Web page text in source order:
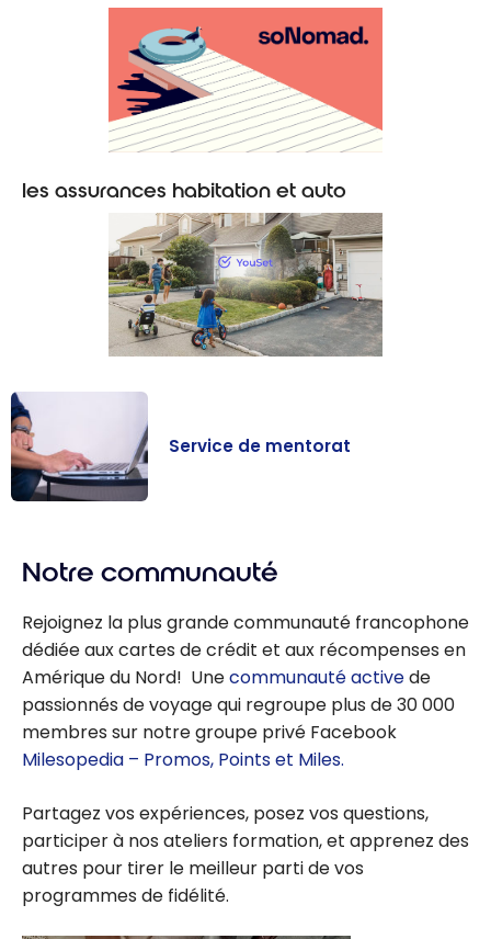
les assurances habitation et auto
Service de mentorat
Notre communauté
Rejoignez la plus grande communauté francophone
dédiée aux cartes de crédit et aux récompenses en
Amérique du Nord! Unecommunauté activede
passionnés de voyage qui regroupe plus de 30 000
membres sur notre groupe privé Facebook
Milesopedia – Promos, Points et Miles.
Partagez vos expériences, posez vos questions,
participer à nos ateliers formation, et apprenez des
autres pour tirer le meilleur parti de vos
programmes de fidélité.